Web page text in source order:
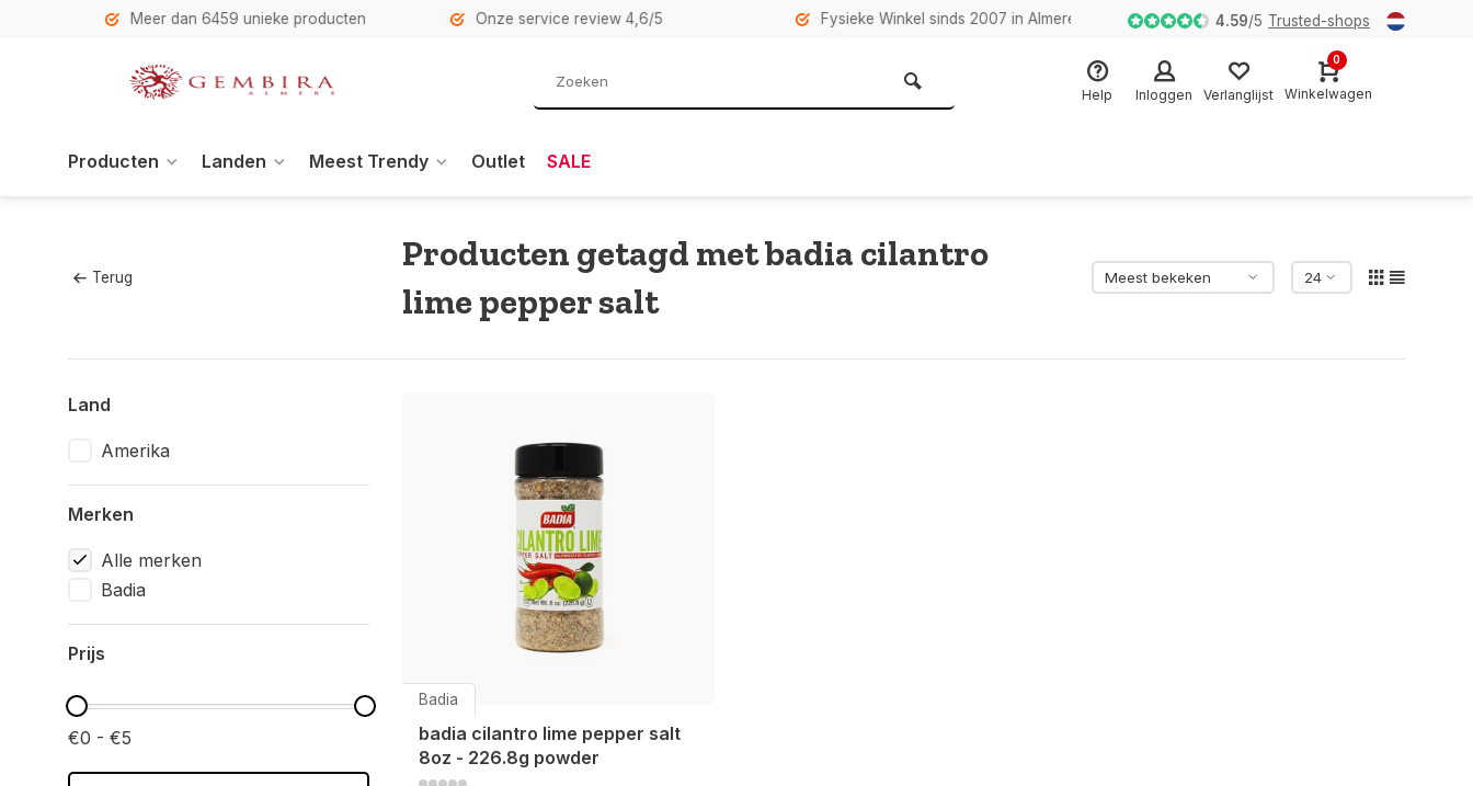
Meer dan 6459 unieke producten Onze service review 4,6/5 Fysieke Winkel sinds 2007 in Almere 4.59/5 Trusted-shops
Help Inloggen Verlanglijst
0
Winkelwagen
Producten Landen Meest Trendy Outlet SALE
Terug
Producten getagd met badia cilantro
lime pepper salt
Land
Amerika
Merken
Alle merken
Badia
Prijs
€0 - €5
Badia
badia cilantro lime pepper salt
8oz - 226.8g powder